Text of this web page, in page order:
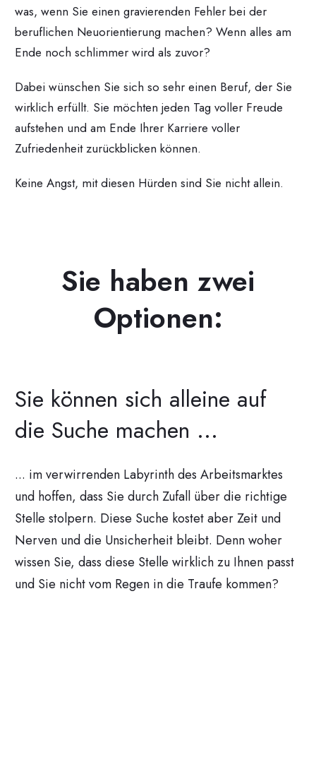
was, wenn Sie einen gravierenden Fehler bei der
beruflichen Neuorientierung machen? Wenn alles am
Ende noch schlimmer wird als zuvor?
Dabei wünschen Sie sich so sehr einen Beruf, der Sie
wirklich erfüllt. Sie möchten jeden Tag voller Freude
aufstehen und am Ende Ihrer Karriere voller
Zufriedenheit zurückblicken können.
Keine Angst, mit diesen Hürden sind Sie nicht allein.
Sie haben zwei
Optionen:
Sie können sich alleine auf
die Suche machen ...
... im verwirrenden Labyrinth des Arbeitsmarktes
und hoffen, dass Sie durch Zufall über die richtige
Stelle stolpern. Diese Suche kostet aber Zeit und
Nerven und die Unsicherheit bleibt. Denn woher
wissen Sie, dass diese Stelle wirklich zu Ihnen passt
und Sie nicht vom Regen in die Traufe kommen?